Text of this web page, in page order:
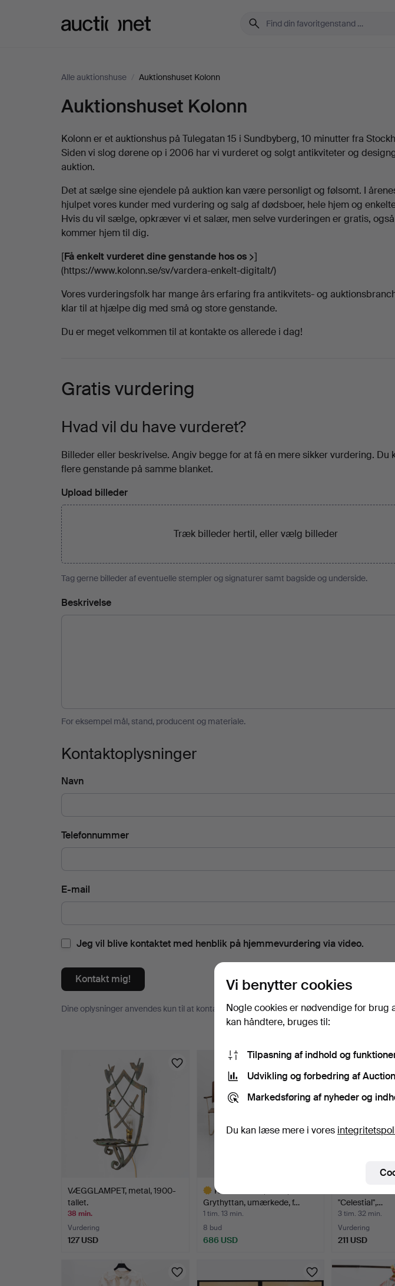
Alle auktionshuse / Auktionshuset Kolonn
Auktionshuset
Kolonn
Beskrivelse
Auktionshuset Kolonn
Kolonn er et auktionshus på Tulegatan 15 i Sundbyberg, 10 minutter fra
Siden vi slog dørene op i 2006 har vi vurderet og solgt antikviteter og
auktion.
Det at sælge sine ejendele på auktion kan være personligt og følsomt. I
hjulpet vores kunder med vurdering og salg af dødsboer, hele hjem og
Hvis du vil sælge, opkræver vi et salær, men selve vurderingen er gratis,
kommer hjem til dig.
[Få enkelt vurderet dine genstande hos os >]
(https://www.kolonn.se/sv/vardera-enkelt-digitalt/)
Vores vurderingsfolk har mange års erfaring fra antikvitets- og
klar til at hjælpe dig med små og store genstande.
Du er meget velkommen til at kontakte os allerede i dag!
Gratis vurdering
Hvad vil du have vurderet?
Billeder eller beskrivelse. Angiv begge for at få en mere sikker vurdering. Du
flere genstande på samme blanket.
Upload billeder
Træk billeder hertil, ellervælg billeder
Tag gerne billeder af eventuelle stempler og signaturer samt bagside og underside.
Beskrivelse
For eksempel mål, stand, producent og materiale.
Kontaktoplysninger
Navn
Telefonnummer
E-mail
Jeg vil blive kontaktet med henblik på hjemmevurdering via video.
Kontakt mig!
Dine oplysninger anvendes kun til at kontakte dig om vurdering.
Genstande
VÆGGLAMPET, metal, 1900-
tallet.
38 min.
Vurdering
127 USD
KARMSTOLE, 6 stk.,
Grythyttan, umærkede, f…
1 tim. 13 min.
8 bud
686 USD
"Celestial",…
3 tim. 32 min.
Vurdering
211 USD
Vi benytter cookies
Nogle cookies er nødvendige for brug
kan håndtere, bruges til:
Tilpasning af indhold og
Udvikling og forbedring af
Markedsføring af nyheder og
Du kan læse mere i vores